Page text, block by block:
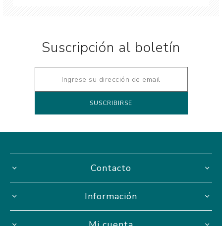
Suscripción al boletín
Contacto
Información